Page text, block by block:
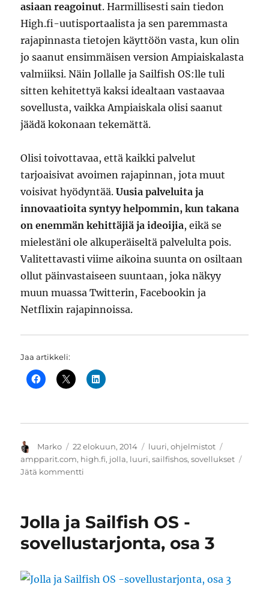
asiaan reagoinut. Harmillisesti sain tiedon
High.fi-uutisportaalista ja sen paremmasta
rajapinnasta tietojen käyttöön vasta, kun olin
jo saanut ensimmäisen version Ampiaiskalasta
valmiiksi. Näin Jollalle ja Sailfish OS:lle tuli
sitten kehitettyä kaksi idealtaan vastaavaa
sovellusta, vaikka Ampiaiskala olisi saanut
jäädä kokonaan tekemättä.
Olisi toivottavaa, että kaikki palvelut
tarjoaisivat avoimen rajapinnan, jota muut
voisivat hyödyntää.Uusia palveluita ja
innovaatioita syntyy helpommin, kun takana
on enemmän kehittäjiä ja ideoijia, eikä se
mielestäni ole alkuperäiseltä palvelulta pois.
Valitettavasti viime aikoina suunta on osiltaan
ollut päinvastaiseen suuntaan, joka näkyy
muun muassa Twitterin, Facebookin ja
Netflixin rajapinnoissa.
Jaa artikkeli:
Kirjoittaja
Marko Julkaistu
22 elokuun, 2014 Kategoriat
luuri,ohjelmistot
ampparit.com, high.fi, jolla, luuri,sailfishos,sovellukset
Jätä kommentti
ja
Ampiaiskala
Jolla ja Sailfish OS -
sovellustarjonta, osa 3